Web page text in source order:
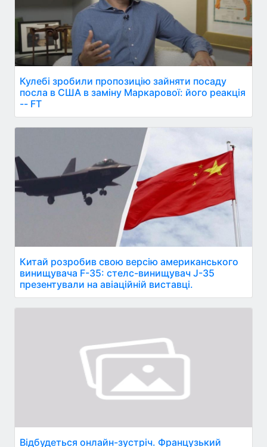
Кулебі зробили пропозицію зайняти посаду
посла в США в заміну Маркарової: його реакція
-- FT
Китай розробив свою версію американського
винищувача F-35: стелс-винищувач J-35
презентували на авіаційній виставці.
Відбудеться онлайн-зустріч. Французький